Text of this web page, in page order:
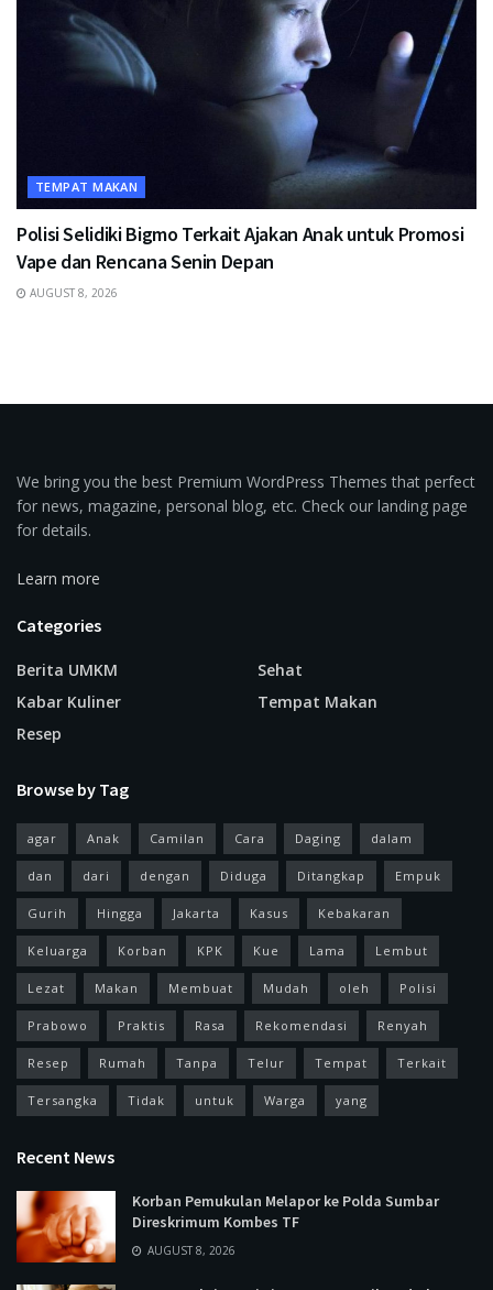
TEMPAT MAKAN
Polisi Selidiki Bigmo Terkait Ajakan Anak untuk Promosi
Vape dan Rencana Senin Depan
AUGUST 8, 2026
We bring you the best Premium WordPress Themes that perfect
for news, magazine, personal blog, etc. Check our landing page
for details.
Learn more
Categories
Berita UMKM
Kabar Kuliner
Resep
Sehat
Tempat Makan
Browse by Tag
agar Anak Camilan Cara Daging dalam
dan dari dengan Diduga Ditangkap Empuk
Gurih Hingga Jakarta Kasus Kebakaran
Keluarga Korban KPK Kue Lama Lembut
Lezat Makan Membuat Mudah oleh Polisi
Prabowo Praktis Rasa Rekomendasi Renyah
Resep Rumah Tanpa Telur Tempat Terkait
Tersangka Tidak untuk Warga yang
Recent News
Korban Pemukulan Melapor ke Polda Sumbar
Direskrimum Kombes TF
AUGUST 8, 2026